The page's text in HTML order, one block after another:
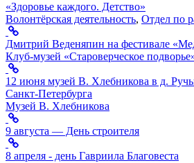
«Здоровье каждого. Детство»
Волонтёрская деятельность, Отдел по
Дмитрий Веденяпин на фестивале
Клуб-музей «Староверческое
12 июня музей В. Хлебникова в д.
Санкт-Петербурга
Музей В. Хлебникова
9 августа — День строителя
8 апреля - день Гавриила Благовеста